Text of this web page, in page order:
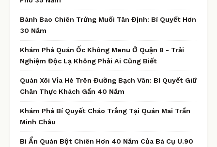
Bánh Bao Chiên Trứng Muối Tân Định: Bí Quyết Hơn
30 Năm
Khám Phá Quán Ốc Không Menu Ở Quận 8 - Trải
Nghiệm Độc Lạ Không Phải Ai Cũng Biết
Quán Xôi Vỉa Hè Trên Đường Bạch Vân: Bí Quyết Giữ
Chân Thực Khách Gần 40 Năm
Khám Phá Bí Quyết Cháo Trắng Tại Quán Mai Trần
Minh Châu
Bí Ẩn Quán Bột Chiên Hơn 40 Năm Của Bà Cụ U.90